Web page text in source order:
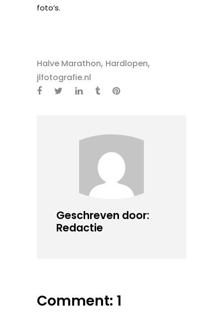
foto’s.
Halve Marathon, Hardlopen,
jlfotografie.nl
Geschreven door:
Redactie
Comment: 1